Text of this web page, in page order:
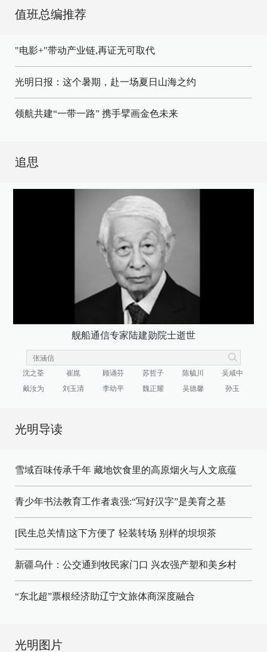
值班总编推荐
"电影+"带动产业链,再证无可取代
光明日报：这个暑期，赴一场夏日山海之约
领航共建“一带一路” 携手擘画金色未来
追思
舰船通信专家陆建勋院士逝世
沈之荃 崔崑 顾诵芬 苏哲子 陈毓川
吴咸中
戴汝为
刘玉清 李幼平 魏正耀 吴德馨 孙玉
光明导读
雪域百味传承千年 藏地饮食里的高原烟火与人文底蕴
青少年书法教育工作者袁强:“写好汉字”是美育之基
[民生总关情]这下方便了 轻装转场 别样的坝坝茶
新疆乌什：公交通到牧民家门口 兴农强产塑和美乡村
“东北超”票根经济助辽宁文旅体商深度融合
光明图片